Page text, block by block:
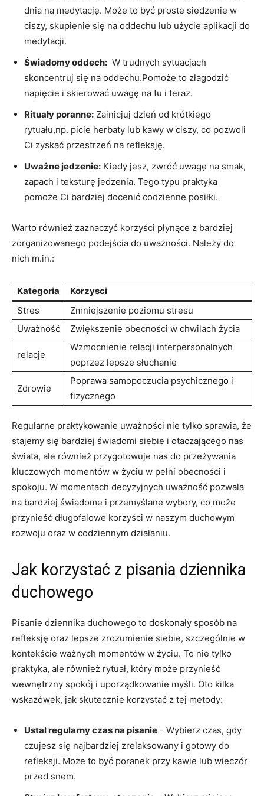
dnia na medytację. Może to być​ proste ‌siedzenie w
ciszy, skupienie się na oddechu lub użycie aplikacji do
medytacji.
Świadomy oddech: ​ W trudnych sytuacjach
skoncentruj się‌ na oddechu.Pomoże to złagodzić
napięcie i ‌skierować uwagę na‌ tu i⁤ teraz.
Rituały poranne: Zainicjuj dzień od krótkiego
rytuału,np. picie ​herbaty lub kawy ‍w ciszy, ​co pozwoli
⁢Ci zyskać‌ przestrzeń⁢ na refleksję.
Uważne jedzenie: Kiedy jesz, zwróć uwagę na smak,
zapach ‍i teksturę jedzenia. Tego typu praktyka
pomoże Ci​ bardziej docenić codzienne posiłki.
Warto również zaznaczyć korzyści płynące z ⁢bardziej
zorganizowanego podejścia do uważności. Należy do
nich m.in.:
Kategoria
Korzysci
Stres
Zmniejszenie ⁣poziomu stresu
Uważność
Zwiększenie obecności​ w chwilach życia
relacje
Wzmocnienie relacji interpersonalnych
poprzez lepsze słuchanie
Zdrowie
Poprawa ​samopoczucia psychicznego i
fizycznego
Regularne praktykowanie uważności nie tylko sprawia, że
stajemy się bardziej świadomi siebie i otaczającego nas
świata, ale również przygotowuje nas do przeżywania
kluczowych​ momentów w życiu w pełni obecności i
spokoju. W momentach decyzyjnych uważność pozwala
na bardziej świadome ⁢i ⁤przemyślane wybory, co może
przynieść długofalowe korzyści w naszym duchowym​
rozwoju oraz w codziennym działaniu.
Jak korzystać z ⁢pisania dziennika
duchowego
Pisanie dziennika⁢ duchowego to doskonały sposób na
refleksję oraz lepsze zrozumienie siebie, szczególnie ‌w
kontekście ‍ważnych​ momentów w ‌życiu. To nie tylko
praktyka, ale również rytuał, który może przynieść ​
wewnętrzny spokój i uporządkowanie myśli. Oto kilka
wskazówek, jak skutecznie ⁤korzystać z tej metody:
Ustal ‌regularny czas na⁤ pisanie ‍- ‌Wybierz‌ czas, ⁣gdy
⁣czujesz‍ się najbardziej zrelaksowany i gotowy do
refleksji. Może to ​być poranek⁣ przy kawie lub wieczór
przed snem.